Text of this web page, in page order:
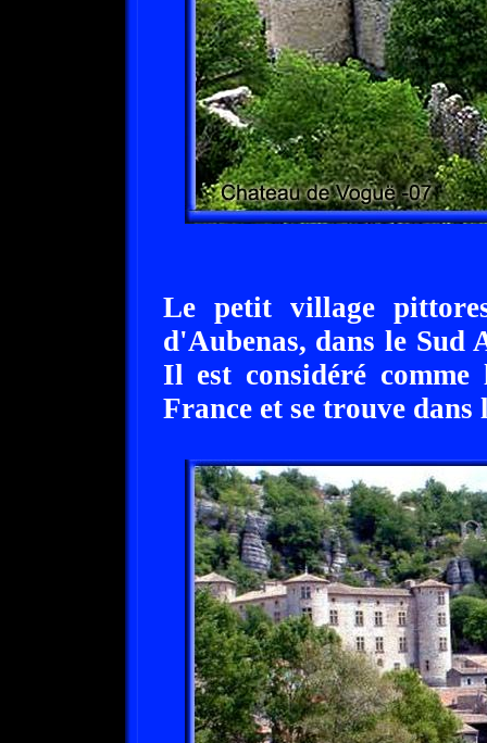
Le petit village
d'Aubenas, dans le Sud
Il est considéré
France et se trouve